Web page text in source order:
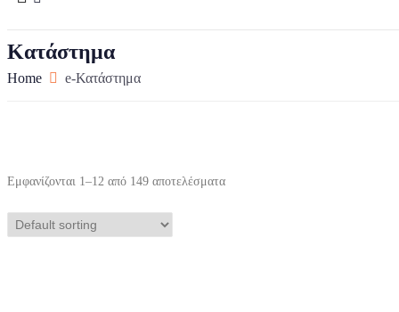
Κατάστημα
Home e-Κατάστημα
Εμφανίζονται 1–12 από 149 αποτελέσματα